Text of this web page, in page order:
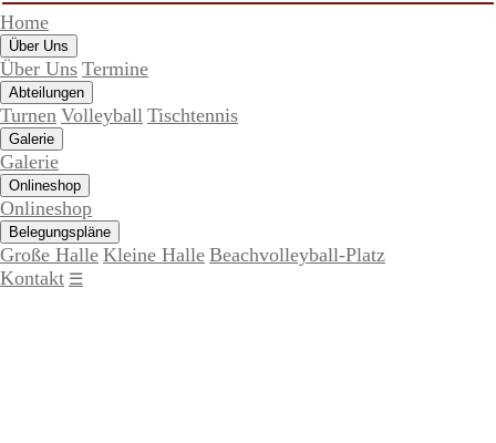
Home
Über Uns
Über Uns Termine
Abteilungen
Turnen Volleyball Tischtennis
Galerie
Galerie
Onlineshop
Onlineshop
Belegungspläne
Große Halle Kleine Halle Beachvolleyball-Platz
Kontakt ☰